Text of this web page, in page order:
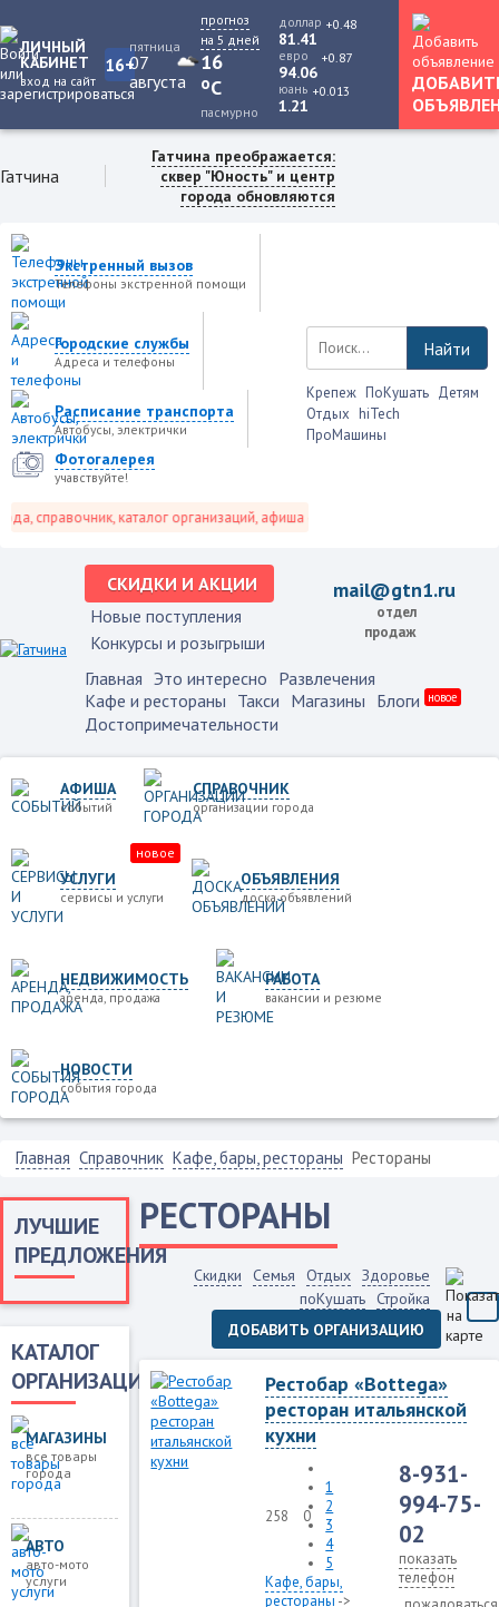
ЛИЧНЫЙ
КАБИНЕТ
вход на сайт
16+
пятница
07
августа
прогноз
на 5 дней
16
oC
пасмурно
доллар
81.41
+0.48
евро
94.06
+0.87
юань
1.21
+0.013
Гатчина
Гатчина преображается:
сквер "Юность" и центр
города обновляются
Экстренный вызов
Телефоны экстренной помощи
Городские службы
Адреса и телефоны
Расписание транспорта
Автобусы, электрички
Фотогалерея
учавствуйте!
справочник, каталог организаций, афиша событий и не только это.
Найти
Крепеж ПоКушать Детям
Отдых hiTech
ПроМашины
СКИДКИ И АКЦИИ
Новые поступления
Конкурсы и розыгрыши
mail@gtn1.ru
отдел
продаж
Главная Это интересно Развлечения
Кафе и рестораны Такси Магазины Блоги новое
Достопримечательности
АФИША
событий
СПРАВОЧНИК
организации города
УСЛУГИ
сервисы и услуги
новое
ОБЪЯВЛЕНИЯ
доска объявлений
НЕДВИЖИМОСТЬ
аренда, продажа
РАБОТА
вакансии и резюме
НОВОСТИ
события города
Главная Справочник Кафе, бары, рестораны Рестораны
ЛУЧШИЕ
ПРЕДЛОЖЕНИЯ
КАТАЛОГ
ОРГАНИЗАЦИЙ
МАГАЗИНЫ
все товары
города
АВТО
авто-мото
услуги
РЕСТОРАНЫ
Скидки Семья Отдых Здоровье
поКушать Стройка
ДОБАВИТЬ ОРГАНИЗАЦИЮ
Рестобар «Bottega»
ресторан итальянской
кухни
258 0
1
2
3
4
5
Кафе, бары,
рестораны ->
8-931-
994-75-
02
показать
телефон